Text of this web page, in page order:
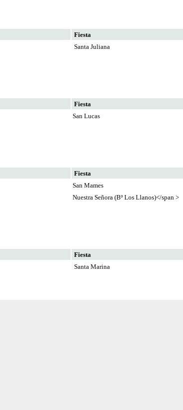
Fiesta
Santa Juliana
Fiesta
San Lucas
Fiesta
San Mames
Nuestra Señora (Bº Los Llanos)</span >
Fiesta
Santa Marina